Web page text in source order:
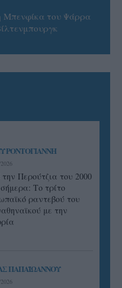
Μπενφίκα του Ψάρρα
ΡΟΝΤΟΓΙΑΝΝΗ
Περούτζια του 2000
Tο τρίτο
ραντεβού του
με την
ΠΑΠΑΪΩΑΝΝΟΥ